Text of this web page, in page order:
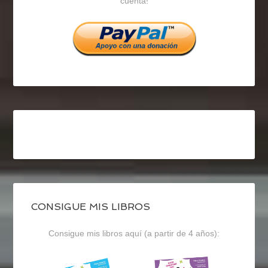
Facebook
Twitter
Instagram
CONSIGUE MIS LIBROS
Consigue mis libros aquí (a partir de 4 años):